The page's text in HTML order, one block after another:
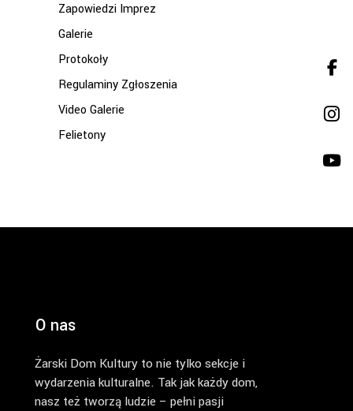
Zapowiedzi Imprez
Galerie
Protokoły
Regulaminy Zgłoszenia
Video Galerie
Felietony
O nas
Żarski Dom Kultury to nie tylko sekcje i
wydarzenia kulturalne. Tak jak każdy dom,
nasz też tworzą ludzie – pełni pasji